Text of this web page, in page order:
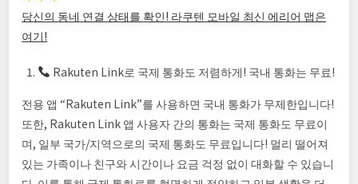
당신의 동네 연결 상태를 확인! 라쿠텐 모바일 최신 에리어 맵은
여기!
Rakuten Link로 국제 통화도 저렴하게! 국내 통화는 무료!
전용 앱 “Rakuten Link”를 사용하면 국내 통화가 무제한입니다!
또한, Rakuten Link 앱 사용자 간의 통화는 국제 통화도 무료이
며, 일부 국가/지역으로의 국제 통화도 무료입니다! 멀리 떨어져
있는 가족이나 친구와 시간이나 요금 걱정 없이 대화할 수 있습니